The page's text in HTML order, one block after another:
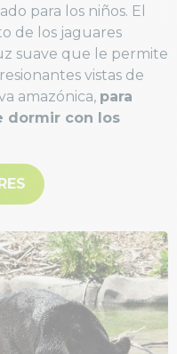
para los niños. El
de los jaguares
suave que le permite
vistas de
amazónica, para
dormir con los